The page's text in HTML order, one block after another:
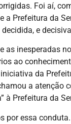
Foi aí,
a Prefeitura da
e
as inesperadas
ao
da
a atenção
à Prefeitura da
por essa